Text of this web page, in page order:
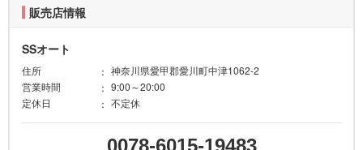
販売店情報
SSオート
住所
神奈川県愛甲郡愛川町中津1062-2
営業時間
9:00～20:00
定休日
不定休
0078-6015-19483